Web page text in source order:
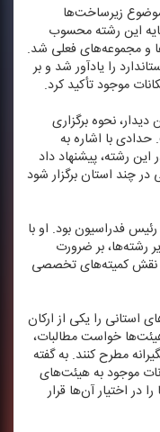
زیرساخت‌ها
این رشته محسوب
و مجموعه‌های فعلی شد.
را یادآور شد و بر
موجود تأكید كرد.
نحوه برگزاری
با اشاره به
این رشته، پیشنهاد داد
در چند استان برگزار شود
فدراسیون بود. او با
رشته‌ها، بر ضرورت
و نقش كمیته‌های تخصصی
استانی را یكی از اركان
خواست مطالبات،
مطرح كنند. به گفته
موجود به هیئت‌های
در اختیار آن‌ها قرار